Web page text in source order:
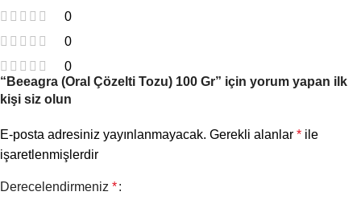
0
0
0
“Beeagra (Oral Çözelti Tozu) 100 Gr” için yorum yapan ilk
kişi siz olun
E-posta adresiniz yayınlanmayacak. Gerekli alanlar * ile
işaretlenmişlerdir
Derecelendirmeniz *